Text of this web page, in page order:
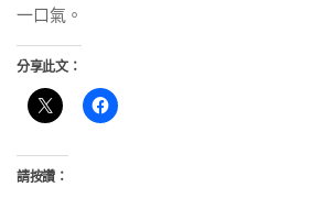
一口氣。
分享此文：
請按讚：